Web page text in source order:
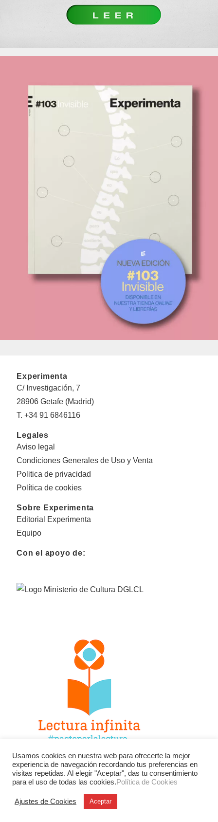
Experimenta
C/ Investigación, 7
28906 Getafe (Madrid)
T. +34 91 6846116
Legales
Aviso legal
Condiciones Generales de Uso y Venta
Politica de privacidad
Política de cookies
Sobre Experimenta
Editorial Experimenta
Equipo
Con el apoyo de:
Facebook Twitter
Instagram
YouTube
LinkedIn Contacto
Usamos cookies en nuestra web para ofrecerte la mejor
experiencia de navegación recordando tus preferencias en
visitas repetidas. Al elegir "Aceptar", das tu consentimiento
para el uso de todas las cookies.Política de Cookies
Ajustes de Cookies Aceptar